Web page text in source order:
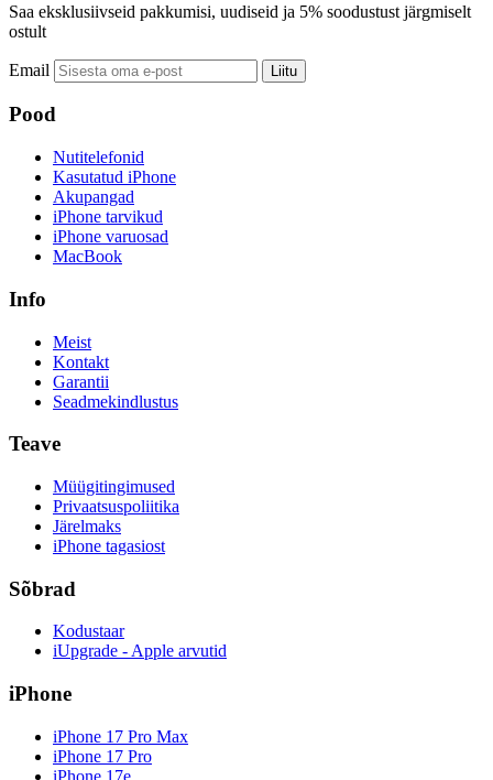
Saa eksklusiivseid pakkumisi, uudiseid ja 5% soodustust järgmiselt
ostult
Email Liitu
Pood
Nutitelefonid
Kasutatud iPhone
Akupangad
iPhone tarvikud
iPhone varuosad
MacBook
Info
Meist
Kontakt
Garantii
Seadmekindlustus
Teave
Müügitingimused
Privaatsuspoliitika
Järelmaks
iPhone tagasiost
Sõbrad
Kodustaar
iUpgrade - Apple arvutid
iPhone
iPhone 17 Pro Max
iPhone 17 Pro
iPhone 17e